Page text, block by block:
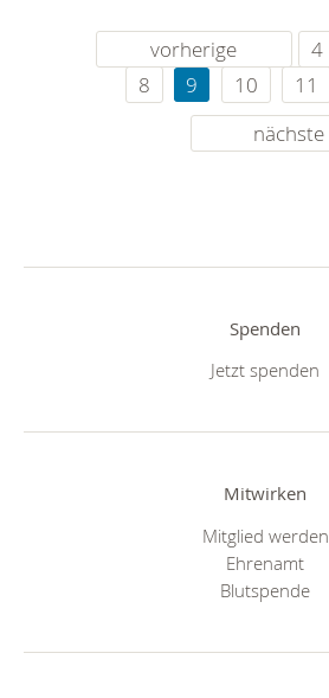
vorherige 4
8
9 10 11
nächste
Spenden
Jetzt spenden
Mitwirken
Mitglied werden
Ehrenamt
Blutspende